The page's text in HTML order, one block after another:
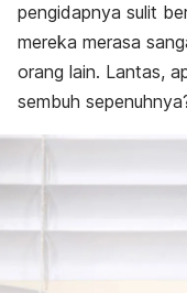
pengidapnya sulit
mereka merasa
orang lain. Lantas,
sembuh